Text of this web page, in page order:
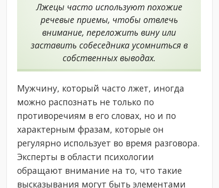
Лжецы часто используют похожие
речевые приемы, чтобы отвлечь
внимание, переложить вину или
заставить собеседника усомниться в
собственных выводах.
Мужчину, который часто лжет, иногда
можно распознать не только по
противоречиям в его словах, но и по
характерным фразам, которые он
регулярно использует во время разговора.
Эксперты в области психологии
обращают внимание на то, что такие
высказывания могут быть элементами